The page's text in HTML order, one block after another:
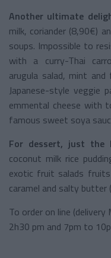
Another ultimate
milk, coriander (8,90€)
soups. Impossible to
with a curry-Thai
arugula salad, mint and
Japanese-style veggie
emmental cheese with
famous sweet soya
For dessert, just the
coconut milk rice
exotic fruit salads
caramel and salty butter
To order on line
2h30 pm and 7pm to